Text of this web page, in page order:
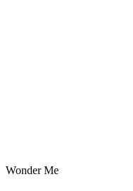
Wonder Me